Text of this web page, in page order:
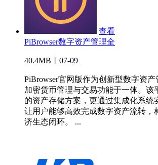
查看
PiBrowser数字资产管理全
40.4MB丨07-09
PiBrowser官网版作为创新型数字资
加密货币管理与交易功能于一体。该
的资产存储方案，更通过集成化系统
让用户能够高效完成数字资产流转，
济生态闭环。 ...